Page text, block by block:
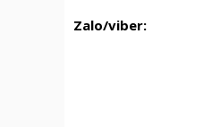
Zalo/viber: